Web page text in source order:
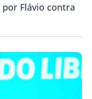
por Flávio contra